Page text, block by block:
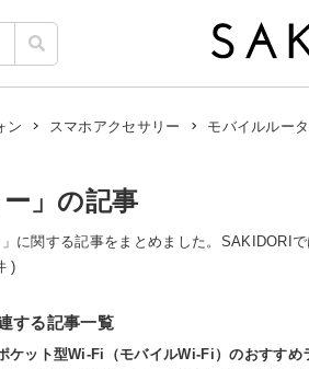
ン スマホアクセサリー モバイルルー
」の記事
に関する記事をまとめました。SAKIDORI
)
する記事一覧
ケット型Wi-Fi（モバイルWi-Fi）のおすす